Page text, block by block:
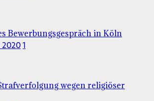
Bewerbungsgespräch in Köln
20201
wegen religiöser